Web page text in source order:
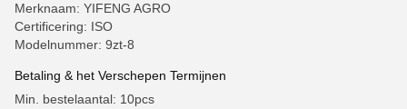
Merknaam: YIFENG AGRO
Certificering: ISO
Modelnummer: 9zt-8
Betaling & het Verschepen Termijnen
Min. bestelaantal: 10pcs